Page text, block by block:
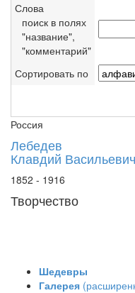
Слова
поиск в полях
"название",
"комментарий"
Сортировать по
Россия
Лебедев
Клавдий Васильевич
1852 - 1916
Творчество
Шедевры
Галерея